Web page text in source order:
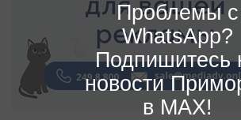
Проблемы с
WhatsApp?
Подпишитесь
новости
в MAX!